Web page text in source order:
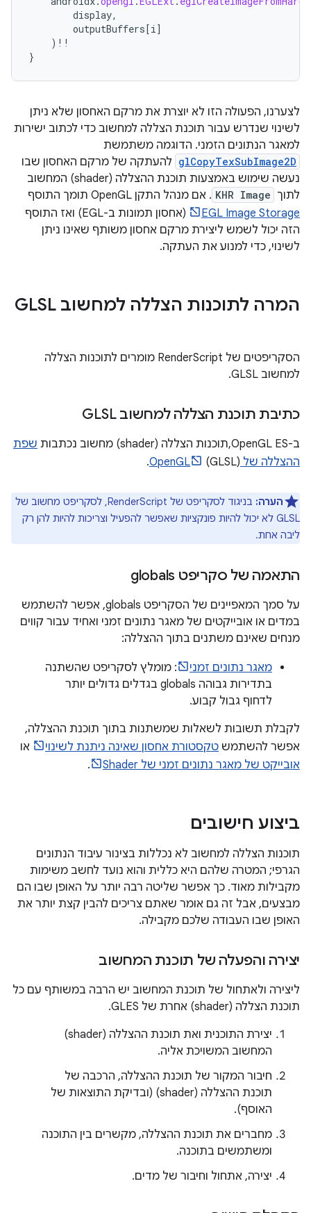
display,
outputBuffers[i]
) !!
}
לצערנו, הפעולה הזו לא יוצרת את מרקם האחסון שלא ניתן
לשינוי שנדרש עבור תוכנת הצללה למחשוב כדי לכתוב ישירות
למאגר הנתונים הזמני. הדוגמה משתמשת
glCopyTexSubImage2D להעתקה של מרקם האחסון שבו
נעשה שימוש באמצעות תוכנת ההצללה (shader) המחשוב
לתוך KHR Image . אם מנהל התקן OpenGL תומך התוסף
EGL Image Storage
(אחסון תמונות ב-EGL) ואז התוסף
הזה יכול לשמש ליצירת מרקם אחסון משותף שאינו ניתן
לשינוי, כדי למנוע את העתקה.
המרה לתוכנות הצללה למחשוב GLSL
הסקריפטים של RenderScript מומרים לתוכנות הצללה
למחשוב GLSL.
כתיבת תוכנת הצללה למחשוב GLSL
ב-OpenGL ES,תוכנות הצללה (shader) מחשוב נכתבות
שפת
ההצללה של OpenGL (GLSL).
הערה:
בניגוד לסקריפט של RenderScript, לסקריפט מחשוב של
GLSL לא יכול להיות פונקציות שאפשר להפעיל וצריכות להיות להן רק
ליבה אחת.
התאמה של סקריפט globals
על סמך המאפיינים של הסקריפט globals, אפשר להשתמש
במדים או אובייקטים של מאגר נתונים זמני ואחיד עבור קווים
מנחים שאינם משתנים בתוך ההצללה:
מאגר נתונים זמני
: מומלץ לסקריפט שהשתנה
בתדירות גבוהה globals בגדלים גדולים יותר
לדחוף גבול קבוע.
לקבלת תשובות לשאלות שמשתנות בתוך תוכנת ההצללה,
אפשר להשתמש טקסטורת אחסון שאינה ניתנת לשינוי
או
אובייקט של מאגר נתונים זמני של Shader
.
ביצוע חישובים
תוכנות הצללה למחשוב לא נכללות בצינור עיבוד הנתונים
הגרפי; המטרה שלהם היא כללית והוא נועד לחשב משימות
מקבילות מאוד. כך אפשר שליטה רבה יותר על האופן שבו הם
מבצעים, אבל זה גם אומר שאתם צריכים להבין קצת יותר את
האופן שבו העבודה שלכם מקבילה.
יצירה והפעלה של תוכנת המחשוב
ליצירה ולאתחול של תוכנת המחשוב יש הרבה במשותף עם כל
תוכנת הצללה (shader) אחרת של GLES.
יצירת התוכנית ואת תוכנת ההצללה (shader)
המחשוב המשויכת אליה.
חיבור המקור של תוכנת ההצללה, הרכבה של
תוכנת ההצללה (shader) (ובדיקת התוצאות של
האוסף).
מחברים את תוכנת ההצללה, מקשרים בין התוכנה
ומשתמשים בתוכנה.
יצירה, אתחול וחיבור של מדים.